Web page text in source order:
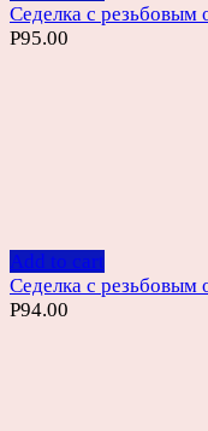
Седелка с
Р95.00
Add to cart
Седелка с
Р94.00